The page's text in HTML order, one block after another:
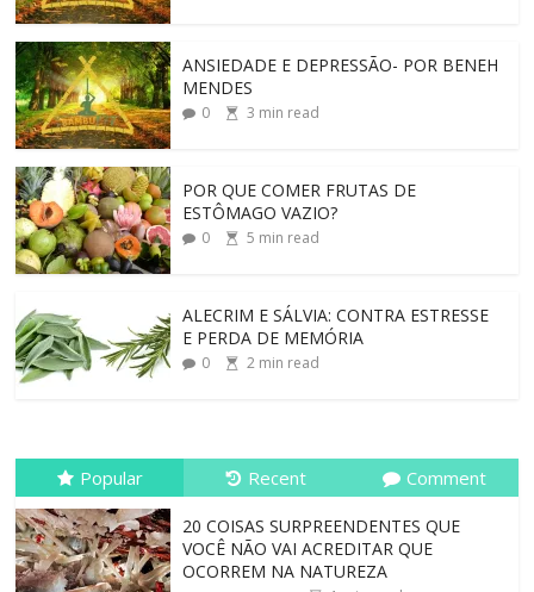
ANSIEDADE E DEPRESSÃO- POR BENEH
MENDES
0 3 min read
POR QUE COMER FRUTAS DE
ESTÔMAGO VAZIO?
0 5 min read
ALECRIM E SÁLVIA: CONTRA ESTRESSE
E PERDA DE MEMÓRIA
0 2 min read
Popular Recent Comment
20 COISAS SURPREENDENTES QUE
VOCÊ NÃO VAI ACREDITAR QUE
OCORREM NA NATUREZA